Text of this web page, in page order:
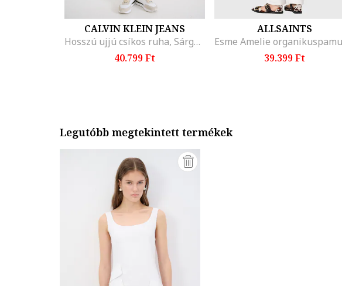
CALVIN KLEIN JEANS
Hosszú ujjú csíkos ruha, Sárga/Antik fehér
40.799 Ft
ALLSAINTS
39.399 Ft
Legutóbb megtekintett termékek